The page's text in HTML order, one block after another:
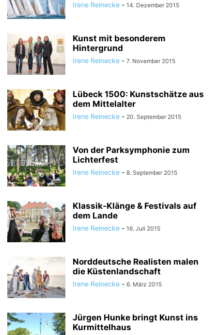
Irene Reinecke - 14. Dezember 2015
Kunst mit besonderem
Hintergrund
Irene Reinecke - 7. November 2015
Lübeck 1500: Kunstschätze aus
dem Mittelalter
Irene Reinecke - 20. September 2015
Von der Parksymphonie zum
Lichterfest
Irene Reinecke - 8. September 2015
Klassik-Klänge & Festivals auf
dem Lande
Irene Reinecke - 16. Juli 2015
Norddeutsche Realisten malen
die Küstenlandschaft
Irene Reinecke - 6. März 2015
Jürgen Hunke bringt Kunst ins
Kurmittelhaus